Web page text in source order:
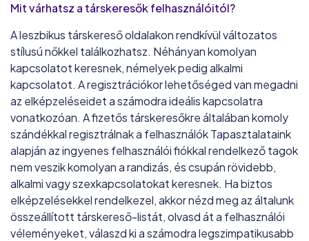
Mit várhatsz a társkeresők felhasználóitól?
A leszbikus társkereső oldalakon rendkívül változatos
stílusú nőkkel találkozhatsz. Néhányan komolyan
kapcsolatot keresnek, némelyek pedig alkalmi
kapcsolatot. A regisztrációkor lehetőséged van megadni
az elképzeléseidet a számodra ideális kapcsolatra
vonatkozóan. A fizetős társkeresőkre általában komoly
szándékkal regisztrálnak a felhasználók Tapasztalataink
alapján az ingyenes felhasználói fiókkal rendelkező tagok
nem veszik komolyan a randizás, és csupán rövidebb,
alkalmi vagy szexkapcsolatokat keresnek. Ha biztos
elképzelésekkel rendelkezel, akkor nézd meg az általunk
összeállított társkereső-listát, olvasd át a felhasználói
véleményeket, válaszd ki a számodra legszimpatikusabb